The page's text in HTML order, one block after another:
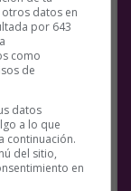
datos en
por 643
como
de
datos
a lo que
continuación.
del sitio,
en